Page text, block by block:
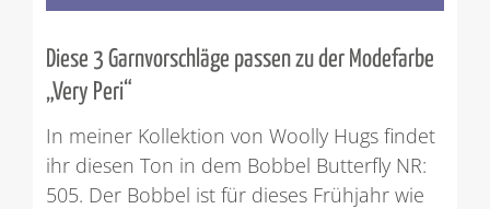
Diese 3 Garnvorschläge passen zu der Modefarbe
„Very Peri“
In meiner Kollektion von Woolly Hugs findet
ihr diesen Ton in dem Bobbel Butterfly NR:
505. Der Bobbel ist für dieses Frühjahr wie